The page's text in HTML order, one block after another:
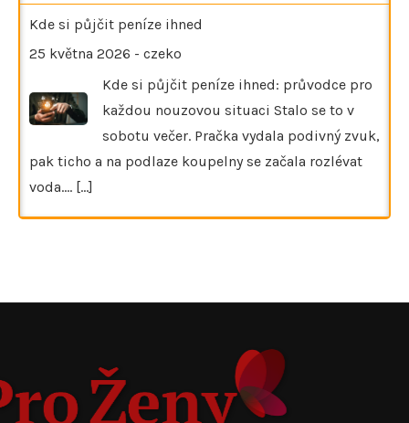
Kde si půjčit peníze ihned
25 května 2026 - czeko
Kde si půjčit peníze ihned: průvodce pro
každou nouzovou situaci Stalo se to v
sobotu večer. Pračka vydala podivný zvuk,
pak ticho a na podlaze koupelny se začala rozlévat
voda.… [...]